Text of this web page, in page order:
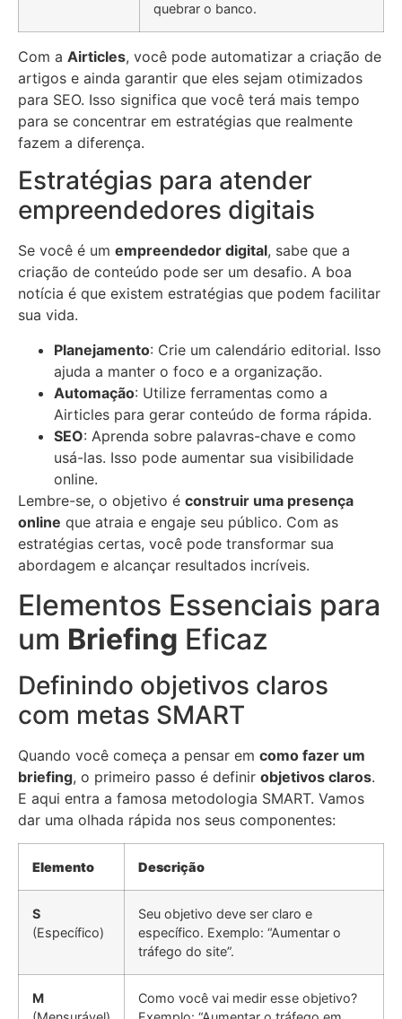
quebrar o banco.
Com a Airticles, você pode automatizar a criação de
artigos e ainda garantir que eles sejam otimizados
para SEO. Isso significa que você terá mais tempo
para se concentrar em estratégias que realmente
fazem a diferença.
Estratégias para atender
empreendedores digitais
Se você é um empreendedor digital, sabe que a
criação de conteúdo pode ser um desafio. A boa
notícia é que existem estratégias que podem facilitar
sua vida.
Planejamento: Crie um calendário editorial. Isso
ajuda a manter o foco e a organização.
Automação: Utilize ferramentas como a
Airticles para gerar conteúdo de forma rápida.
SEO: Aprenda sobre palavras-chave e como
usá-las. Isso pode aumentar sua visibilidade
online.
Lembre-se, o objetivo é construir uma presença
online que atraia e engaje seu público. Com as
estratégias certas, você pode transformar sua
abordagem e alcançar resultados incríveis.
Elementos Essenciais para
um Briefing Eficaz
Definindo objetivos claros
com metas SMART
Quando você começa a pensar em como fazer um
briefing, o primeiro passo é definir objetivos claros.
E aqui entra a famosa metodologia SMART. Vamos
dar uma olhada rápida nos seus componentes:
Elemento Descrição
S
(Específico)
Seu objetivo deve ser claro e
específico. Exemplo: “Aumentar o
tráfego do site”.
M
Como você vai medir esse objetivo?